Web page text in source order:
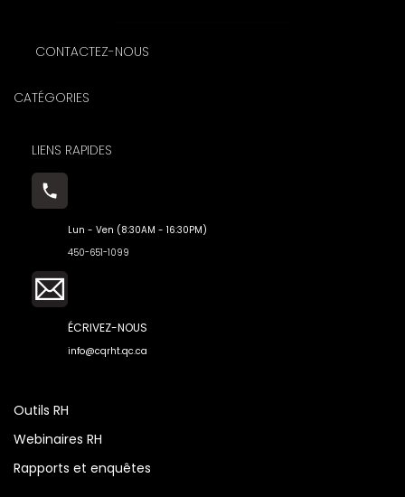
CONTACTEZ-NOUS
CATÉGORIES
LIENS RAPIDES
Lun - Ven (8:30AM - 16:30PM)
450-651-1099
ÉCRIVEZ-NOUS
info@cqrht.qc.ca
Outils RH
Webinaires RH
Rapports et enquêtes